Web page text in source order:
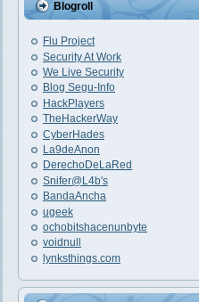
Blogroll
Flu Project
Security At Work
We Live Security
Blog Segu-Info
HackPlayers
TheHackerWay
CyberHades
La9deAnon
DerechoDeLaRed
Snifer@L4b's
BandaAncha
ugeek
ochobitshacenunbyte
voidnull
lynksthings.com